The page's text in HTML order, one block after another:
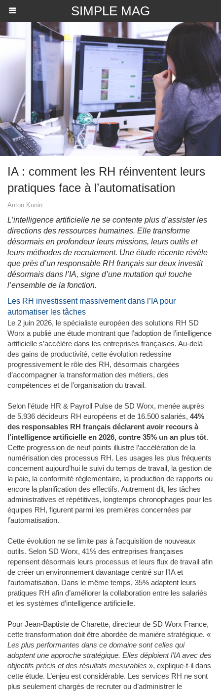
SIMPLE MAG
IA : comment les RH réinventent leurs
pratiques face à l’automatisation
Anton Kunin
L’intelligence artificielle ne se contente plus d’assister les
directions des ressources humaines. Elle transforme
désormais en profondeur leurs missions, leurs outils et
leurs méthodes de recrutement. Une étude récente révèle
que près d’un responsable RH français sur deux investit
désormais dans l’IA, signe d’une mutation qui touche
l’ensemble de la fonction.
Les RH investissent massivement dans l’IA pour
automatiser les tâches
Le 2 juin 2026, le spécialiste européen des solutions RH SD
Worx a publié une étude montrant que l’adoption de l’intelligence
artificielle s’accélère dans les entreprises françaises. Au-delà
des gains de productivité, cette évolution redessine
progressivement le rôle des RH, désormais chargées
d’accompagner la transformation des métiers, des
compétences et de l’organisation du travail.
Selon l’étude HR & Payroll Pulse de SD Worx, menée auprès
de 5.936 décideurs RH européens et de 16.500 salariés, 44%
des responsables RH français déclarent avoir recours à
l’intelligence artificielle en 2026, contre 35% un an plus tôt.
Cette progression de neuf points illustre l’accélération de la
numérisation des processus RH. Les usages les plus fréquents
concernent aujourd’hui le suivi du temps de travail, la gestion de
la paie, la conformité réglementaire, la production de rapports ou
encore la planification des effectifs. Autrement dit, les tâches
administratives et répétitives, longtemps chronophages pour les
équipes RH, figurent parmi les premières concernées par
l’automatisation.
Cette évolution ne se limite pas à l’acquisition de nouveaux
outils. Selon SD Worx, 41% des entreprises françaises
repensent désormais leurs processus et leurs flux de travail afin
de créer un environnement davantage centré sur l’IA et
l’automatisation. Dans le même temps, 35% adaptent leurs
pratiques RH afin d’améliorer la collaboration entre les salariés
et les systèmes d’intelligence artificielle.
Pour Jean-Baptiste de Charette, directeur de SD Worx France,
cette transformation doit être abordée de manière stratégique. «
Les plus performantes dans ce domaine sont celles qui
adoptent une approche stratégique. Elles déploient l’IA avec des
objectifs précis et des résultats mesurables », explique-t-il dans
cette étude. L’enjeu est considérable. Les services RH ne sont
plus seulement chargés de recruter ou d’administrer le